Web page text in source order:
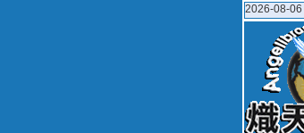
2026-08-06